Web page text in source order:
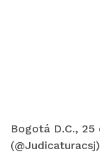
Bogotá D.C.,